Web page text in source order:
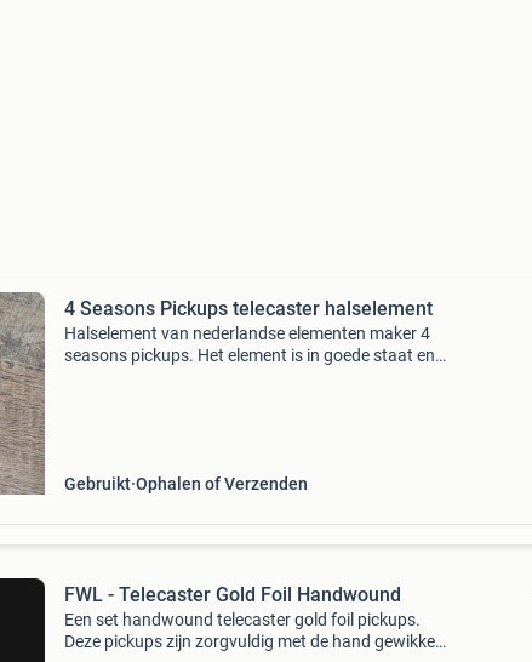
4 Seasons Pickups telecaster halselement
Halselement van nederlandse elementen maker 4
seasons pickups. Het element is in goede staat en
Gebruikt Ophalen of Verzenden
FWL - Telecaster Gold Foil Handwound
Een set handwound telecaster gold foil pickups.
Deze pickups zijn zorgvuldig met de hand gewikkeld